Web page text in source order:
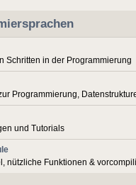
Schritten in der Programmierung
Programmierung,
und Tutorials
nützliche Funktionen &